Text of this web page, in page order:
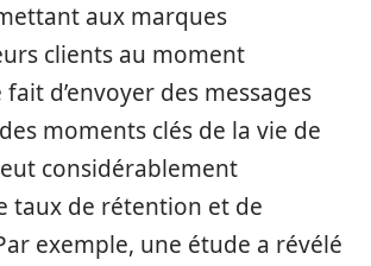
aux marques
clients au moment
d’envoyer des messages
moments clés de la vie de
considérablement
taux de rétention et de
exemple, une étude a révélé